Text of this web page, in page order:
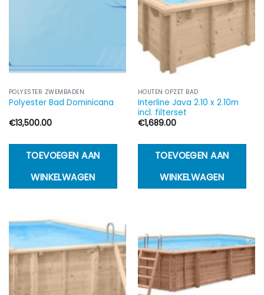
POLYESTER ZWEMBADEN
Polyester Bad Dominicana
€13,500.00
TOEVOEGEN AAN
WINKELWAGEN
HOUTEN OPZET BAD
Interline Java 2.10 x 2.10m
incl. filterset
€1,689.00
TOEVOEGEN AAN
WINKELWAGEN